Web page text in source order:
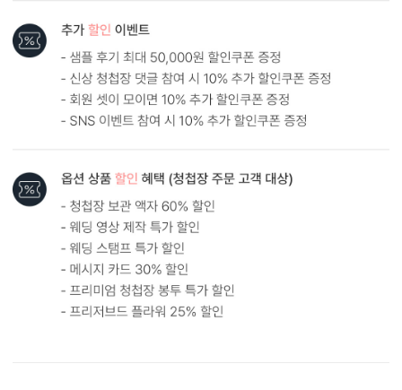
AI 업스케일링
형태 및 구성
봉합용 스티커 기본 구성입니다.
흰색 봉투를 기본으로 제공하는 카드입니다. (변경 가능)